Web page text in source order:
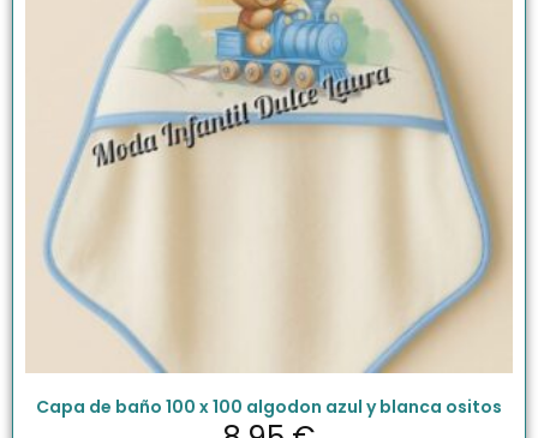
Capa de baño 100 x 100 algodon azul y blanca ositos